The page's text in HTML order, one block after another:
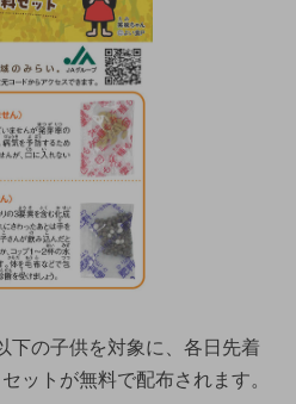
下の子供を対象に、各日先着
ットが無料で配布されます。